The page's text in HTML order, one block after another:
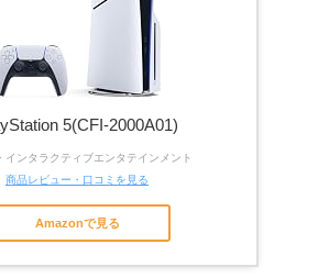
5(CFI-2000A01)
インタラクティブエンタテインメント
商品レビュー・口コミを見る
Amazonで見る